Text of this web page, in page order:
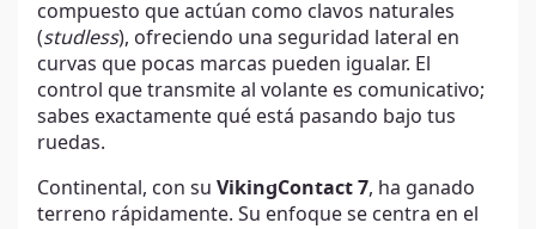
compuesto que actúan como clavos naturales
(studless), ofreciendo una seguridad lateral en
curvas que pocas marcas pueden igualar. El
control que transmite al volante es comunicativo;
sabes exactamente qué está pasando bajo tus
ruedas.
Continental, con su VikingContact 7, ha ganado
terreno rápidamente. Su enfoque se centra en el